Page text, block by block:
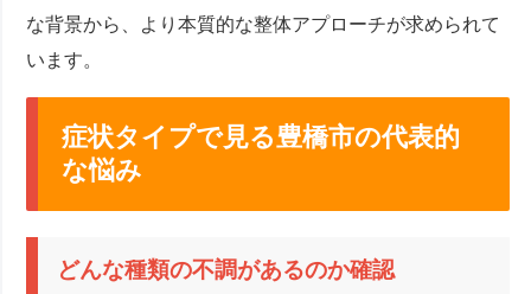
な背景から、より本質的な整体アプローチが求められて
います。
症状タイプで見る豊橋市の代表的
な悩み
どんな種類の不調があるのか確認